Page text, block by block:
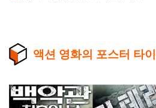
액션 영화의 포스터 타